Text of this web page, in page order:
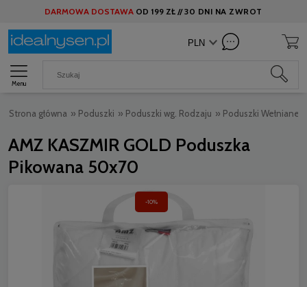
DARMOWA DOSTAWA OD 199 ZŁ //30 DNI NA ZWROT
Menu
Strona główna » Poduszki » Poduszki wg. Rodzaju » Poduszki Wełniane
AMZ KASZMIR GOLD Poduszka
Pikowana 50x70
-10%